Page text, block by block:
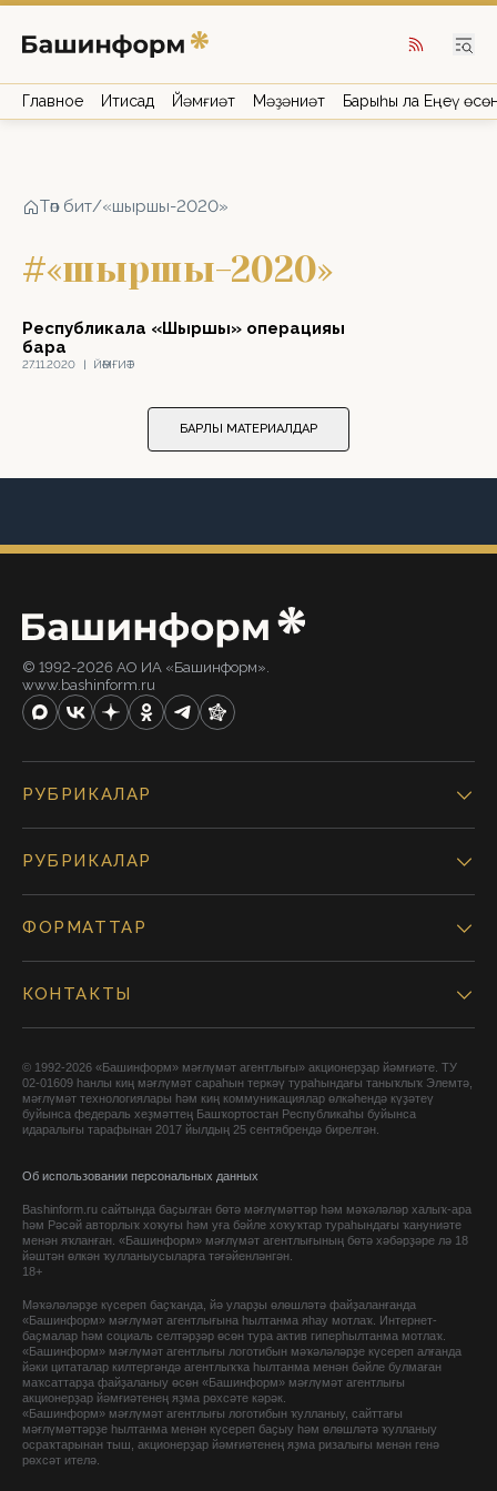
Главное Иҡтисад Йәмғиәт Мәҙәниәт Барыһы ла Еңеү
Төп бит/«шыршы-2020»
#«шыршы-2020»
27.11.2020 | ЙӘМҒИӘТ
Республикала «Шыршы» операцияһы
бара
БАРЛЫҠ МАТЕРИАЛДАР
© 1992-2026 АО ИА «Башинформ».
www.bashinform.ru
РУБРИКАЛАР
РУБРИКАЛАР
ФОРМАТТАР
КОНТАКТЫ
© 1992-2026 «Башинформ» мәғлүмәт агентлығы» акционерҙар йәмғиәте. ТУ
02-01609 һанлы киң мәғлүмәт сараһын теркәү тураһындағы таныҡлыҡ Элемтә,
мәғлүмәт технологиялары һәм киң коммуникациялар өлкәһендә күҙәтеү
буйынса федераль хеҙмәттең Башҡортостан Республикаһы буйынса
идаралығы тарафынан 2017 йылдың 25 сентябрендә бирелгән.
Об использовании персональных данных
Bashinform.ru сайтында баҫылған бөтә мәғлүмәттәр һәм мәҡәләләр халыҡ-ара
һәм Рәсәй авторлыҡ хоҡуғы һәм уға бәйле хоҡуҡтар тураһындағы ҡануниәте
менән яҡланған. «Башинформ» мәғлүмәт агентлығының бөтә хәбәрҙәре лә 18
йәштән өлкән ҡулланыусыларға тәғәйенләнгән.
18+
Мәҡәләләрҙе күсереп баҫҡанда, йә уларҙы өлөшләтә файҙаланғанда
«Башинформ» мәғлүмәт агентлығына һылтанма яһау мотлаҡ. Интернет-
баҫмалар һәм социаль селтәрҙәр өсөн тура актив гиперһылтанма мотлаҡ.
«Башинформ» мәғлүмәт агентлығы логотибын мәҡәләләрҙе күсереп алғанда
йәки цитаталар килтергәндә агентлыҡҡа һылтанма менән бәйле булмаған
маҡсаттарҙа файҙаланыу өсөн «Башинформ» мәғлүмәт агентлығы
акционерҙар йәмғиәтенең яҙма рөхсәте кәрәк.
«Башинформ» мәғлүмәт агентлығы логотибын ҡулланыу, сайттағы
мәғлүмәттәрҙе һылтанма менән күсереп баҫыу һәм өлөшләтә ҡулланыу
осраҡтарынан тыш, акционерҙар йәмғиәтенең яҙма ризалығы менән генә
рөхсәт ителә.